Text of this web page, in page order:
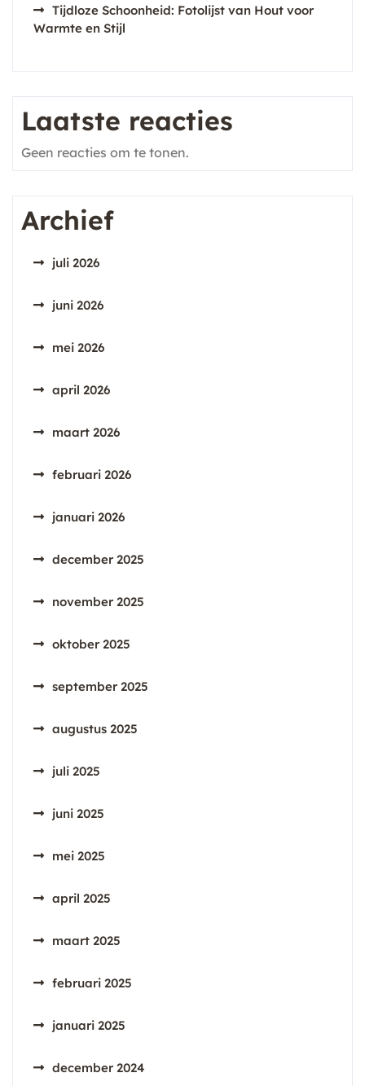
Tijdloze Schoonheid: Fotolijst van Hout voor
Warmte en Stijl
Laatste reacties
Geen reacties om te tonen.
Archief
juli 2026
juni 2026
mei 2026
april 2026
maart 2026
februari 2026
januari 2026
december 2025
november 2025
oktober 2025
september 2025
augustus 2025
juli 2025
juni 2025
mei 2025
april 2025
maart 2025
februari 2025
januari 2025
december 2024